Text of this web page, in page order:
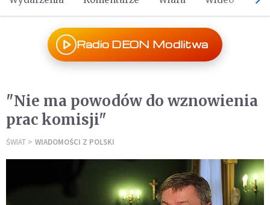
Radio DEON Modlitwa
"Nie ma powodów do wznowienia
prac komisji"
ŚWIAT WIADOMOŚCI Z POLSKI